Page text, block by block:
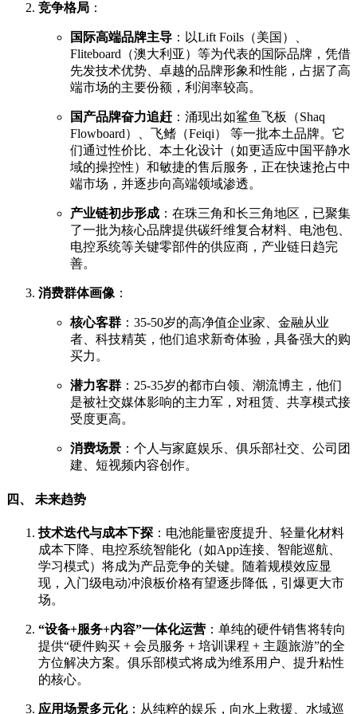
竞争格局 ：
国际高端品牌主导 ：以Lift Foils（美国）、
Fliteboard（澳大利亚）等为代表的国际品牌，凭借
先发技术优势、卓越的品牌形象和性能，占据了高
端市场的主要份额，利润率较高。
国产品牌奋力追赶 ：涌现出如鲨鱼飞板（Shaq
Flowboard）、飞鳍（Feiqi） 等一批本土品牌。它
们通过性价比、本土化设计（如更适应中国平静水
域的操控性）和敏捷的售后服务，正在快速抢占中
端市场，并逐步向高端领域渗透。
产业链初步形成 ：在珠三角和长三角地区，已聚集
了一批为核心品牌提供碳纤维复合材料、电池包、
电控系统等关键零部件的供应商，产业链日趋完
善。
消费群体画像：
核心客群 ：35-50岁的高净值企业家、金融从业
者、科技精英，他们追求新奇体验，具备强大的购
买力。
潜力客群 ：25-35岁的都市白领、潮流博主，他们
是被社交媒体影响的主力军，对租赁、共享模式接
受度更高。
消费场景 ：个人与家庭娱乐、俱乐部社交、公司团
建、短视频内容创作。
四、 未来趋势
技术迭代与成本下探 ：电池能量密度提升、轻量化材料
成本下降、电控系统智能化（如App连接、智能巡航、
学习模式）将成为产品竞争的关键。随着规模效应显
现，入门级电动冲浪板价格有望逐步降低，引爆更大市
场。
“设备+服务+内容”一体化运营 ：单纯的硬件销售将转向
提供“硬件购买 + 会员服务 + 培训课程 + 主题旅游”的全
方位解决方案。俱乐部模式将成为维系用户、提升粘性
的核心。
应用场景多元化：从纯粹的娱乐，向水上救援、水域巡